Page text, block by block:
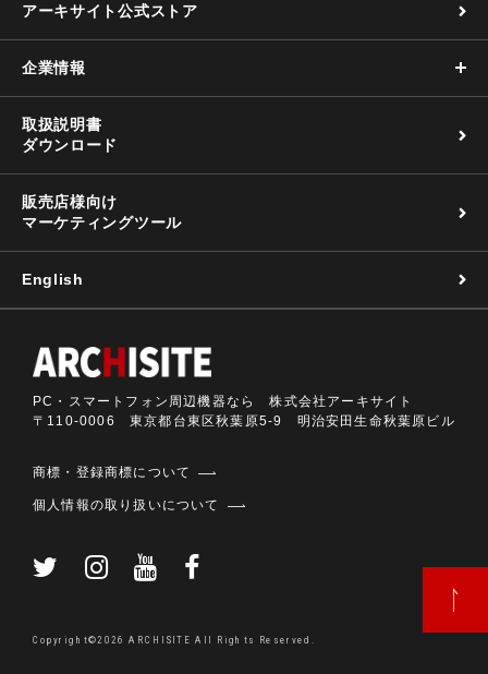
アーキサイト公式ストア
企業情報
取扱説明書
ダウンロード
販売店様向け
マーケティングツール
English
PC・スマートフォン周辺機器なら 株式会社アーキサイト
〒110-0006 東京都台東区秋葉原5-9 明治安田生命秋葉原ビル
商標・登録商標について
個人情報の取り扱いについて
Copyright©2026 ARCHISITE All Rights Reserved.